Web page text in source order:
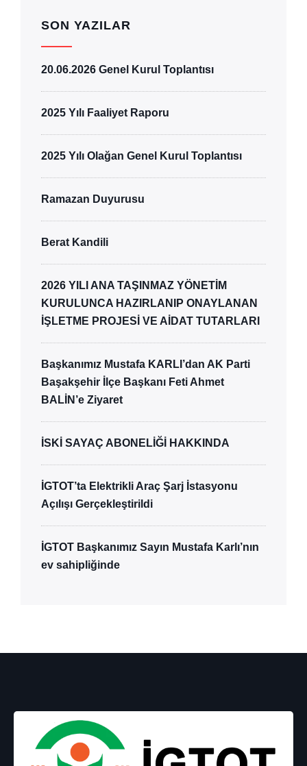
SON YAZILAR
20.06.2026 Genel Kurul Toplantısı
2025 Yılı Faaliyet Raporu
2025 Yılı Olağan Genel Kurul Toplantısı
Ramazan Duyurusu
Berat Kandili
2026 YILI ANA TAŞINMAZ YÖNETİM
KURULUNCA HAZIRLANIP ONAYLANAN
İŞLETME PROJESİ VE AİDAT TUTARLARI
Başkanımız Mustafa KARLI’dan AK Parti
Başakşehir İlçe Başkanı Feti Ahmet
BALİN’e Ziyaret
İSKİ SAYAÇ ABONELİĞİ HAKKINDA
İGTOT’ta Elektrikli Araç Şarj İstasyonu
Açılışı Gerçekleştirildi
İGTOT Başkanımız Sayın Mustafa Karlı’nın
ev sahipliğinde